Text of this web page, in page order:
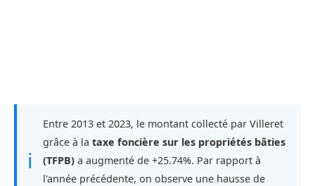
ℹ
Entre 2013 et 2023, le montant collecté par Villeret
grâce à la taxe foncière sur les propriétés bâties
(TFPB) a augmenté de +25.74%. Par rapport à
l'année précédente, on observe une hausse de